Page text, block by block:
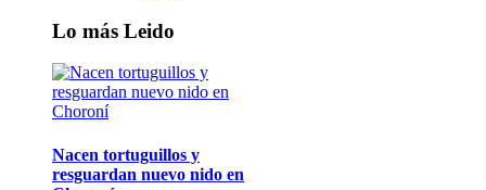
Lo más Leido
Nacen tortuguillos y
resguardan nuevo nido en